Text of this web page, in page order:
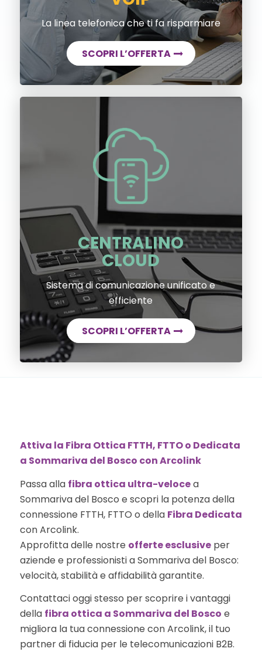
La linea telefonica che ti fa risparmiare
SCOPRI L’OFFERTA
CENTRALINO
CLOUD
Sistema di comunicazione unificato e
efficiente
SCOPRI L’OFFERTA
Attiva la Fibra Ottica FTTH, FTTO o Dedicata
a Sommariva del Bosco con Arcolink
Passa alla fibra ottica ultra-velocea
Sommariva del Bosco e scopri la potenza della
connessione FTTH, FTTO o della Fibra Dedicata
con Arcolink.
Approfitta delle nostre offerte esclusiveper
aziende e professionisti a Sommariva del Bosco:
velocità, stabilità e affidabilità garantite.
Contattaci oggi stesso per scoprire i vantaggi
della fibra ottica a Sommariva del Bosco e
migliora la tua connessione con Arcolink, il tuo
partner di fiducia per le telecomunicazioni B2B.